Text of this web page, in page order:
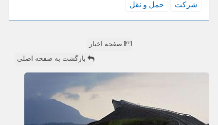
شركت
حمل و نقل
صفحه اخبار
بازگشت به صفحه اصلی